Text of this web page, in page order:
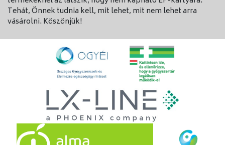
Tehát, Önnek tudnia kell, mit lehet, mit nem lehet arra
vásárolni. Köszönjük!